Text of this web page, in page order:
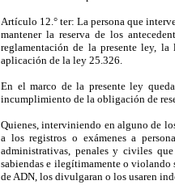
Artículo 12.° ter: La persona que
mantener la reserva de los
reglamentación de la presente ley,
aplicación de la ley 25.326.
En el marco de la presente ley
incumplimiento de la obligación de
Quienes, interviniendo en alguno de
a los registros o exámenes a
administrativas, penales y civiles
sabiendas e ilegítimamente o violando
de ADN, los divulgaran o los usaren